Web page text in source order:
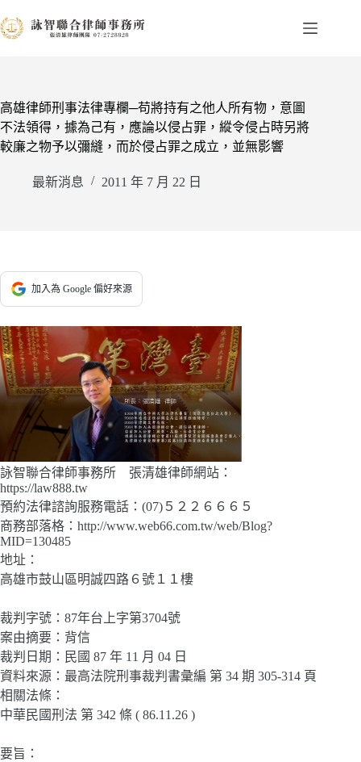
至
容
高雄律師刑事法律專欄─苟將持有之他人所有物，意圖
不法領得，據為己有，應論以侵占罪，縱令侵占時另將
較廉之物予以彌縫，而於侵占罪之成立，並無影響
最新消息 2011 年 7 月 22 日
加入為 Google 偏好來源
詠智聯合律師事務所 張清雄律師網站：
https://law888.tw
預約法律諮詢服務電話：(07)５２２６６６５
商務部落格：http://www.web66.com.tw/web/Blog?
MID=130485
地址：
高雄市鼓山區明誠四路６號１１樓
裁判字號：87年台上字第3704號
案由摘要：背信
裁判日期：民國 87 年 11 月 04 日
資料來源：最高法院刑事裁判書彙編 第 34 期 305-314 頁
相關法條：
中華民國刑法 第 342 條 ( 86.11.26 )
要旨：